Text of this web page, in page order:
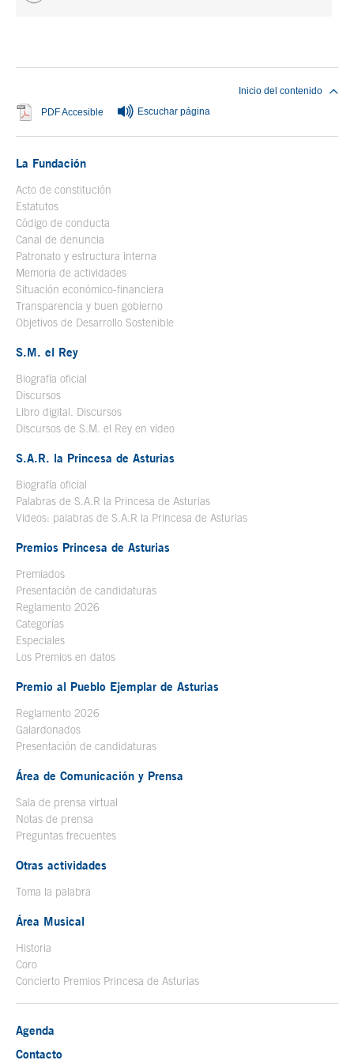
PDF Accesible Se abre en ventana nueva
Escuchar página
Inicio del contenido
La Fundación
Acto de constitución
Estatutos
Código de conducta
Canal de denuncia
Patronato y estructura interna
Memoria de actividades
Situación económico-financiera
Transparencia y buen gobierno
Objetivos de Desarrollo Sostenible
S.M. el Rey
Biografía oficial
Discursos
Libro digital. Discursos
Discursos de S.M. el Rey en vídeo
S.A.R. la Princesa de Asturias
Biografía oficial
Palabras de S.A.R la Princesa de Asturias
Videos: palabras de S.A.R la Princesa de Asturias
Premios Princesa de Asturias
Premiados
Presentación de candidaturas
Reglamento 2026
Categorías
Especiales
Los Premios en datos
Premio al Pueblo Ejemplar de Asturias
Reglamento 2026
Galardonados
Presentación de candidaturas
Área de Comunicación y Prensa
Sala de prensa virtual
Notas de prensa
Preguntas frecuentes
Otras actividades
Toma la palabra
Área Musical
Historia
Coro
Concierto Premios Princesa de Asturias
Agenda
Contacto